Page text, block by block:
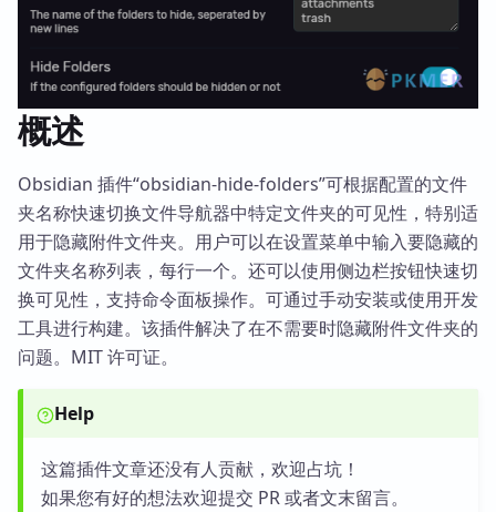
概述
Obsidian 插件“obsidian-hide-folders”可根据配置的文件
夹名称快速切换文件导航器中特定文件夹的可见性，特别适
用于隐藏附件文件夹。用户可以在设置菜单中输入要隐藏的
文件夹名称列表，每行一个。还可以使用侧边栏按钮快速切
换可见性，支持命令面板操作。可通过手动安装或使用开发
工具进行构建。该插件解决了在不需要时隐藏附件文件夹的
问题。MIT 许可证。
Help
这篇插件文章还没有人贡献，欢迎占坑！
如果您有好的想法欢迎提交 PR 或者文末留言。